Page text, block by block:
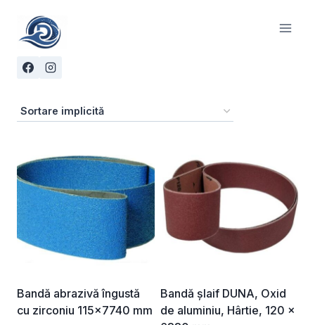
content
Bandă abrazivă îngustă
cu zirconiu 115×7740 mm
Bandă șlaif DUNA, Oxid
de aluminiu, Hârtie, 120 ×